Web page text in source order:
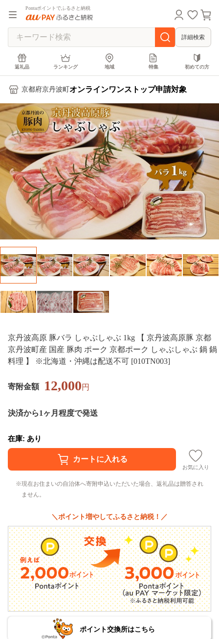
Pontaポイントでふるさと納税
詳細検索
返礼品 ランキング 地域 特集 初めての方
京都府京丹波町 オンラインワンストップ申請対象
京丹波高原 豚バラ しゃぶしゃぶ 1kg 【 京丹波高原豚 京都
京丹波町産 国産 豚肉 ポーク 京都ポーク しゃぶしゃぶ 鍋 鍋
料理 】 ※北海道・沖縄は配送不可 [010TN003]
寄附金額 12,000円
決済から1ヶ月程度で発送
在庫: あり
お気に入り
現在お住まいの自治体へ寄附申込いただいた場合、返礼品は贈答され
ません。
＼ポイント増やしてふるさと納税！／
ポイント交換所はこちら